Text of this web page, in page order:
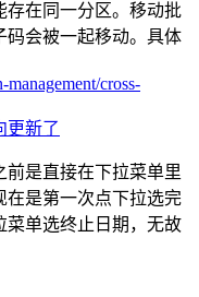
存在同一分区。移动批
码会被一起移动。具体
cross-
更新了
前是直接在下拉菜单里
在是第一次点下拉选完
菜单选终止日期，无故